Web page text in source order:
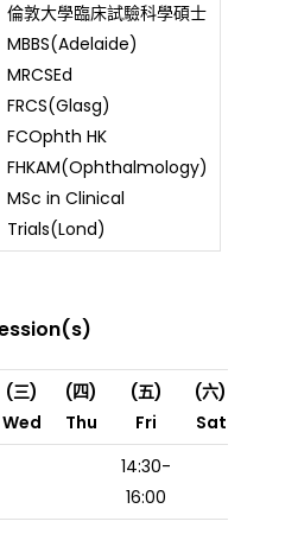
倫敦大學臨床試驗科學碩士
MBBS(Adelaide)
MRCSEd
FRCS(Glasg)
FCOphth HK
FHKAM(Ophthalmology)
MSc in Clinical
Trials(Lond)
(三)
Wed
(四)
Thu
(五)
Fri
(六)
Sat
14:30-
16:00